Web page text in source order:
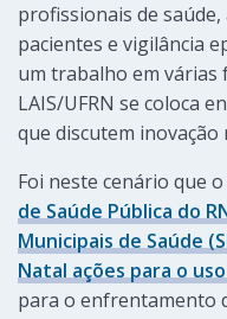
profissionais de
pacientes e vigilância
um trabalho em várias
LAIS/UFRN se coloca
que discutem inovação
Foi neste cenário que o
de Saúde Pública do
Municipais de Saúde
Natal ações para o
para o enfrentamento